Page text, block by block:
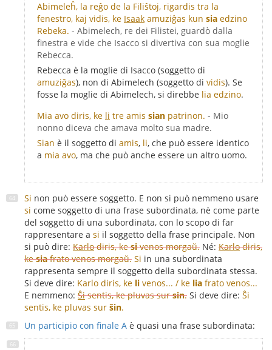
Abimeleĥ, la reĝo de la Filiŝtoj, rigardis tra la
fenestro, kaj vidis, ke Isaak amuziĝas kun sia edzino
Rebeka. - Abimelech, re dei Filistei, guardò dalla
finestra e vide che Isacco si divertiva con sua moglie
Rebecca.
Rebecca è la moglie di Isacco (soggetto di
amuziĝas), non di Abimelech (soggetto di vidis). Se
fosse la moglie di Abimelech, si direbbe lia edzino.
Mia avo diris, ke li tre amis sian patrinon. - Mio
nonno diceva che amava molto sua madre.
Sian è il soggetto di amis, li, che può essere identico
a mia avo, ma che può anche essere un altro uomo.
Si non può essere soggetto. E non si può nemmeno usare
si come soggetto di una frase subordinata, nè come parte
del soggetto di una subordinata, con lo scopo di far
rappresentare a si il soggetto della frase principale. Non
si può dire: Karlodiris, kesivenos morgaŭ. Né: Karlodiris,
kesiafrato venos morgaŭ. Si in una subordinata
rappresenta sempre il soggetto della subordinata stessa.
Si deve dire: Karlo diris, ke li venos... / ke lia frato venos...
E nemmeno: Ŝisentis, ke pluvas sursin. Si deve dire: Ŝi
sentis, ke pluvas sur ŝin.
Un participio con finale A è quasi una frase subordinata: